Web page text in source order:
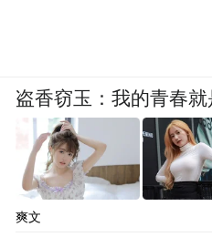
盗香窃玉：我的青春
爽文